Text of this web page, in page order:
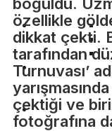
özellikle
dikkat çekti.
tarafından
Turnuvası’
çektiği ve
fotoğrafına